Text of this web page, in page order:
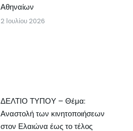
Αθηναίων
2 Ιουλίου 2026
ΔΕΛΤΙΟ ΤΥΠΟΥ – Θέμα:
Αναστολή των κινητοποιήσεων
στον Ελαιώνα έως το τέλος